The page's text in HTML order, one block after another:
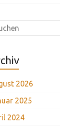
2026
2025
2024